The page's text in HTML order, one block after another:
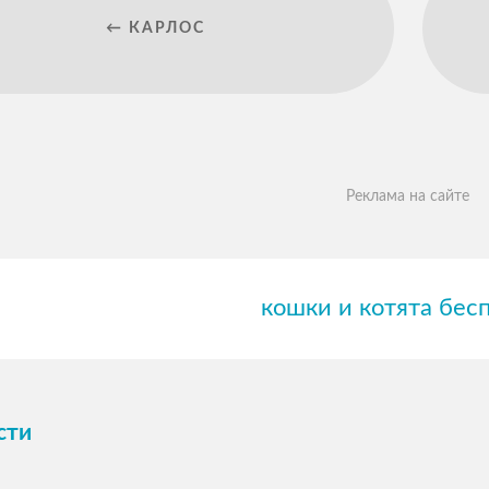
← КАРЛОС
Реклама на сайте
кошки и котята